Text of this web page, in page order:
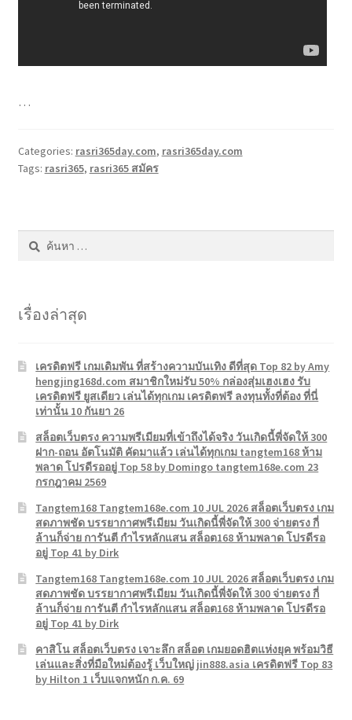
…
Categories: rasri365day.com, rasri365day.com
Tags: rasri365, rasri365 สมัคร
ค้นหา
สำหรับ:
เรื่องล่าสุด
เครดิตฟรี เกมเดิมพัน ที่สร้างความบันเทิง ดีที่สุด Top 82 by Amy
hengjing168d.com สมาชิกใหม่รับ 50% กล่องสุ่มเฮงเฮง รับ
เครดิตฟรี ยูสเดียว เล่นได้ทุกเกม เครดิตฟรี ลงทุนทั้งที่ต้อง ที่นี่
เท่านั้น 10 กันยา 26
สล็อตเว็บตรง ความพรีเมียมที่เข้าถึงได้จริง วันเกิดนี้พี่จัดให้ 300
ฝาก-ถอน อัตโนมัติ คัดมาแล้ว เล่นได้ทุกเกม tangtem168 ห้าม
พลาด โปรดีรออยู่ Top 58 by Domingo tangtem168e.com 23
กรกฎาคม 2569
Tangtem168 Tangtem168e.com 10 JUL 2026 สล็อตเว็บตรง เกม
สดภาพชัด บรรยากาศพรีเมียม วันเกิดนี้พี่จัดให้ 300 จ่ายตรง กี่
ล้านก็จ่าย การันตี กำไรหลักแสน สล็อต168 ห้ามพลาด โปรดีรอ
อยู่ Top 41 by Dirk
Tangtem168 Tangtem168e.com 10 JUL 2026 สล็อตเว็บตรง เกม
สดภาพชัด บรรยากาศพรีเมียม วันเกิดนี้พี่จัดให้ 300 จ่ายตรง กี่
ล้านก็จ่าย การันตี กำไรหลักแสน สล็อต168 ห้ามพลาด โปรดีรอ
อยู่ Top 41 by Dirk
คาสิโน สล็อตเว็บตรง เจาะลึก สล็อต เกมยอดฮิตแห่งยุค พร้อมวิธี
เล่นและสิ่งที่มือใหม่ต้องรู้ เว็บใหญ่ jin888.asia เครดิตฟรี Top 83
by Hilton 1 เว็บแจกหนัก ก.ค. 69